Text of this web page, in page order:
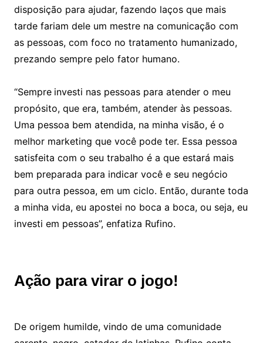
disposição para ajudar, fazendo laços que mais
tarde fariam dele um mestre na comunicação com
as pessoas, com foco no tratamento humanizado,
prezando sempre pelo fator humano.
“Sempre investi nas pessoas para atender o meu
propósito, que era, também, atender às pessoas.
Uma pessoa bem atendida, na minha visão, é o
melhor marketing que você pode ter. Essa pessoa
satisfeita com o seu trabalho é a que estará mais
bem preparada para indicar você e seu negócio
para outra pessoa, em um ciclo. Então, durante toda
a minha vida, eu apostei no boca a boca, ou seja, eu
investi em pessoas”, enfatiza Rufino.
Ação para virar o jogo!
De origem humilde, vindo de uma comunidade